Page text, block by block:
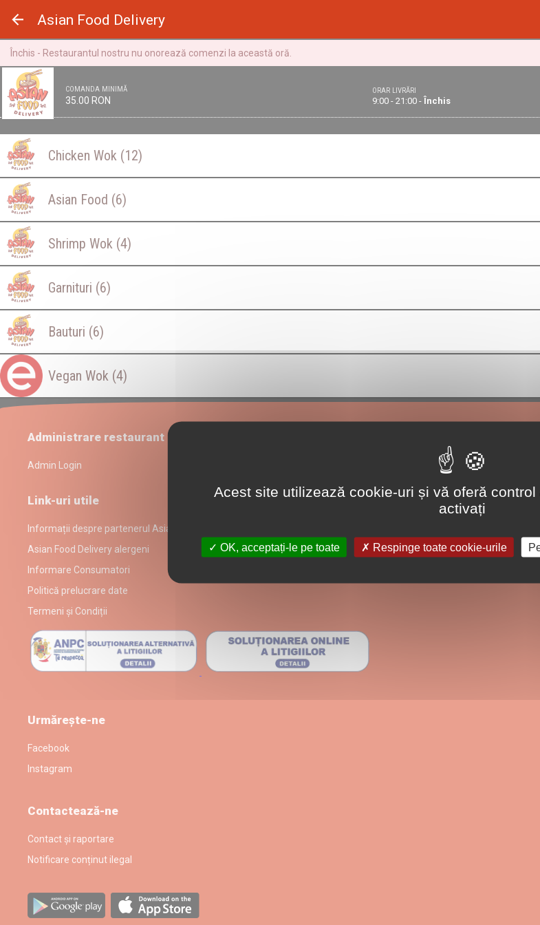
Asian Food Delivery
Închis - Restaurantul nostru nu onorează comenzi la această oră.
COMANDA MINIMĂ
35.00 RON
ORAR LIVRĂRI
9:00 - 21:00 - Închis
Chicken Wok (12)
Asian Food (6)
Shrimp Wok (4)
Garnituri (6)
Bauturi (6)
Vegan Wok (4)
Administrare restaurant
Admin Login
Link-uri utile
Informații despre partenerul Asian Food Delivery
Asian Food Delivery alergeni
Informare Consumatori
Politică prelucrare date
Termeni și Condiții
Urmărește-ne
Facebook
Instagram
Contactează-ne
Contact și raportare
Notificare conținut ilegal
Acest site utilizează cookie-uri și vă oferă
activați
OK, acceptați-le pe toate Respinge toate cookie-urile